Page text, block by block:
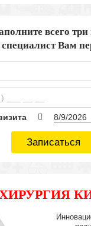
всего
Вам
Записаться